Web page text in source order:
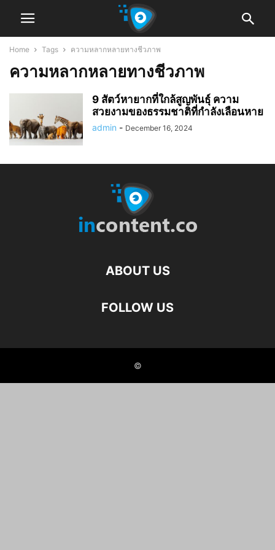
Home Tags ความหลากหลายทางชีวภาพ
ความหลากหลายทางชีวภาพ
9 สัตว์หายากที่ใกล้สูญพันธุ์ ความ
สวยงามของธรรมชาติที่กำลังเลือนหาย
admin - December 16, 2024
ABOUT US
FOLLOW US
©